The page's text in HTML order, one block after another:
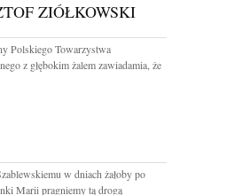
ZIÓŁKOWSKI
Polskiego Towarzystwa
z głębokim żalem zawiadamia, że
w dniach żałoby po
Marii pragniemy tą drogą